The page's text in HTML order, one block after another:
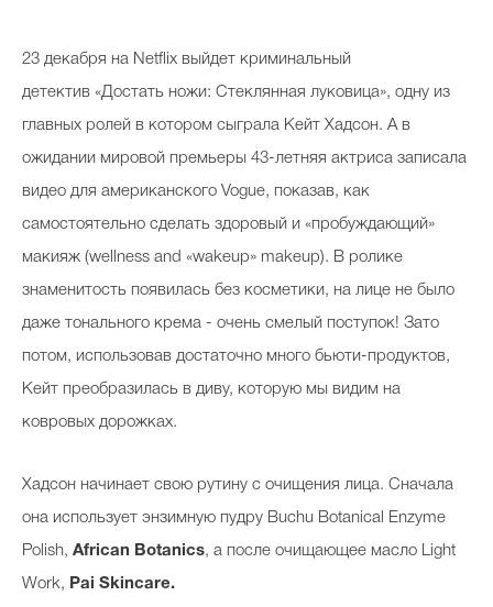
23 декабря на Netflix выйдет криминальный
детектив «Достать ножи: Стеклянная луковица», одну из
главных ролей в котором сыграла Кейт Хадсон. А в
ожидании мировой премьеры 43-летняя актриса записала
видео для американского Vogue, показав, как
самостоятельно сделать здоровый и «пробуждающий»
макияж (wellness and «wakeup» makeup). В ролике
знаменитость появилась без косметики, на лице не было
даже тонального крема - очень смелый поступок! Зато
потом, использовав достаточно много бьюти-продуктов,
Кейт преобразилась в диву, которую мы видим на
ковровых дорожках.
Хадсон начинает свою рутину с очищения лица. Сначала
она использует энзимную пудру Buchu Botanical Enzyme
Polish, African Botanics, а после очищающее масло Light
Work, Pai Skincare.